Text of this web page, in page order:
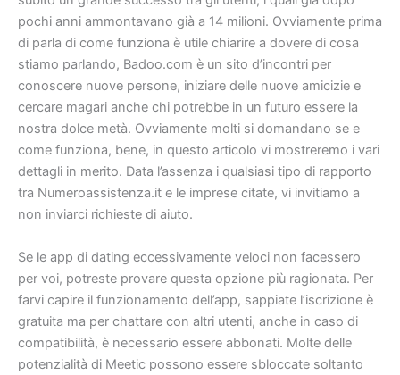
pochi anni ammontavano già a 14 milioni. Ovviamente prima
di parla di come funziona è utile chiarire a dovere di cosa
stiamo parlando, Badoo.com è un sito d’incontri per
conoscere nuove persone, iniziare delle nuove amicizie e
cercare magari anche chi potrebbe in un futuro essere la
nostra dolce metà. Ovviamente molti si domandano se e
come funziona, bene, in questo articolo vi mostreremo i vari
dettagli in merito. Data l’assenza i qualsiasi tipo di rapporto
tra Numeroassistenza.it e le imprese citate, vi invitiamo a
non inviarci richieste di aiuto.
Se le app di dating eccessivamente veloci non facessero
per voi, potreste provare questa opzione più ragionata. Per
farvi capire il funzionamento dell’app, sappiate l’iscrizione è
gratuita ma per chattare con altri utenti, anche in caso di
compatibilità, è necessario essere abbonati. Molte delle
potenzialità di Meetic possono essere sbloccate soltanto